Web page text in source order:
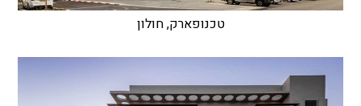
טכנופארק, חולון